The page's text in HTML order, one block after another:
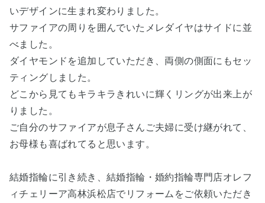
いデザインに生まれ変わりました。
サファイアの周りを囲んでいたメレダイヤはサイドに並
べました。
ダイヤモンドを追加していただき、両側の側面にもセッ
ティングしました。
どこから見てもキラキラきれいに輝くリングが出来上が
りました。
ご自分のサファイアが息子さんご夫婦に受け継がれて、
お母様も喜ばれてると思います。
結婚指輪に引き続き、結婚指輪・婚約指輪専門店オレフ
ィチェリーア高林浜松店でリフォームをご依頼いただき